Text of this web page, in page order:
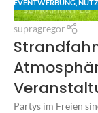
EVENTWERBUNG
supragregor
Partys im Freien